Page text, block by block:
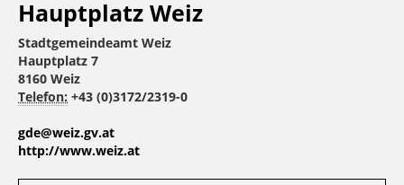
Hauptplatz Weiz
Stadtgemeindeamt Weiz
Hauptplatz 7
8160 Weiz
Telefon: +43 (0)3172/2319-0
gde@weiz.gv.at
http://www.weiz.at